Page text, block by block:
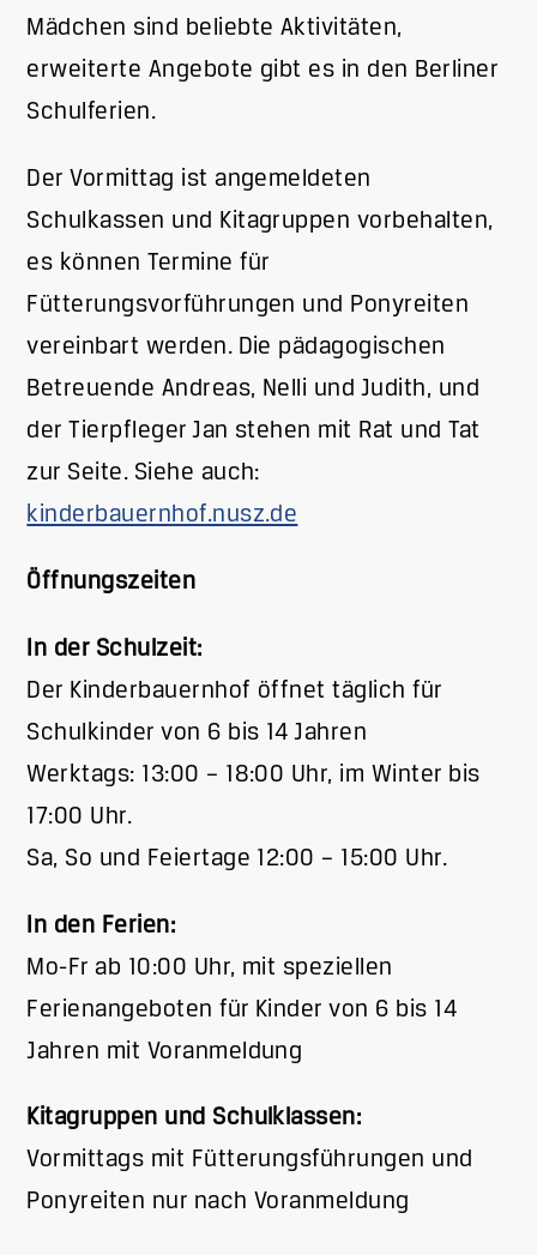
Mädchen sind beliebte Aktivitäten,
erweiterte Angebote gibt es in den Berliner
Schulferien.
Der Vormittag ist angemeldeten
Schulkassen und Kitagruppen vorbehalten,
es können Termine für
Fütterungsvorführungen und Ponyreiten
vereinbart werden. Die pädagogischen
Betreuende Andreas, Nelli und Judith, und
der Tierpfleger Jan stehen mit Rat und Tat
zur Seite. Siehe auch:
kinderbauernhof.nusz.de
Öffnungszeiten
In der Schulzeit:
Der Kinderbauernhof öffnet täglich für
Schulkinder von 6 bis 14 Jahren
Werktags: 13:00 – 18:00 Uhr, im Winter bis
17:00 Uhr.
Sa, So und Feiertage 12:00 – 15:00 Uhr.
In den Ferien:
Mo-Fr ab 10:00 Uhr, mit speziellen
Ferienangeboten für Kinder von 6 bis 14
Jahren mit Voranmeldung
Kitagruppen und Schulklassen:
Vormittags mit Fütterungsführungen und
Ponyreiten nur nach Voranmeldung